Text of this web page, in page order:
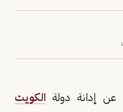
عن إدانة دولة الكويت